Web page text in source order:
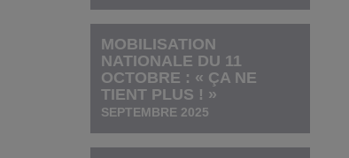
MOBILISATION
NATIONALE DU 11
OCTOBRE : « ÇA NE
TIENT PLUS ! »
SEPTEMBRE 2025